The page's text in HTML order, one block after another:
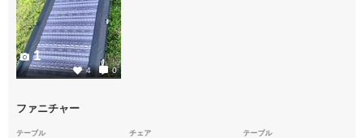
4 0
1
ファニチャー
テーブル チェア テーブル